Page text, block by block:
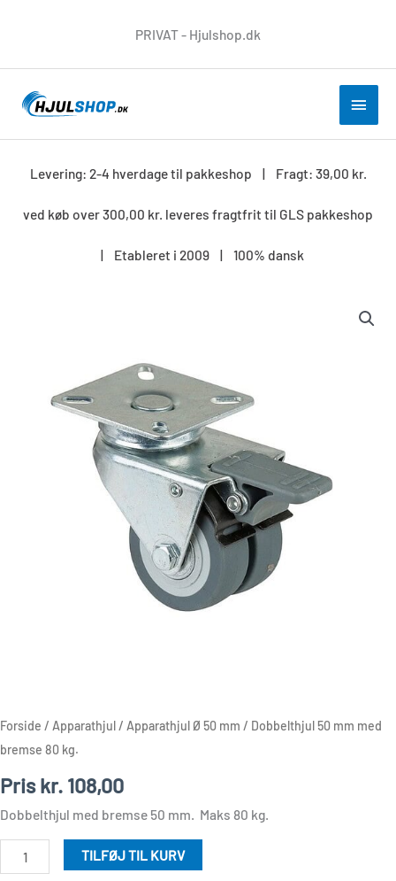
PRIVAT - Hjulshop.dk
Levering: 2-4 hverdage til pakkeshop | Fragt: 39,00 kr.
ved køb over 300,00 kr. leveres fragtfrit til GLS pakkeshop
| Etableret i 2009 | 100% dansk
Forside / Apparathjul/ Apparathjul Ø 50 mm / Dobbelthjul 50 mm med
bremse 80 kg.
Priskr. 108,00
Dobbelthjul med bremse 50 mm. Maks 80 kg.
TILFØJ TIL KURV